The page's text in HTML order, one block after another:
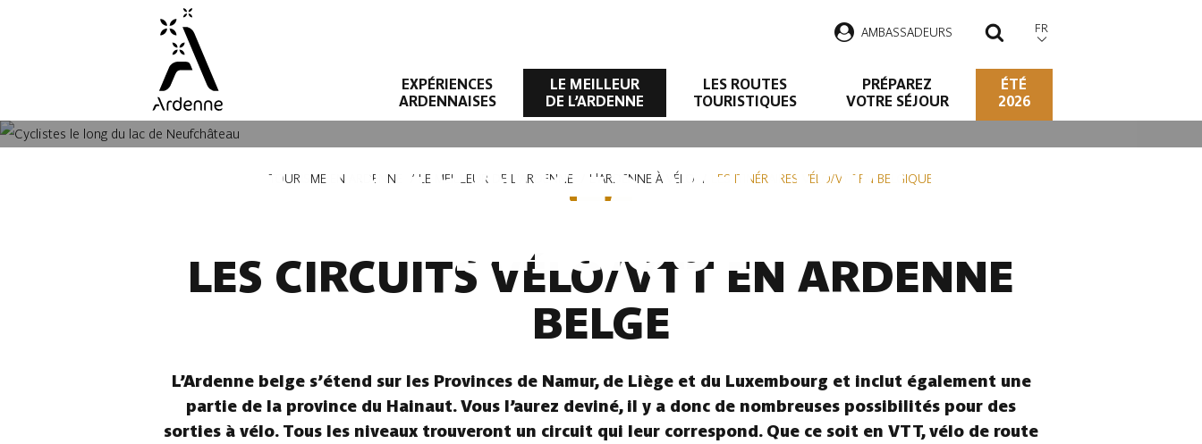
AMBASSADEURS RECHERCHER
FR
EXPÉRIENCES
ARDENNAISES
LE MEILLEUR
DE L’ARDENNE
LES ROUTES
TOURISTIQUES
PRÉPAREZ
VOTRE SÉJOUR
ÉTÉ
2026
LES ITINÉRAIRES VÉLO/VTT EN
BELGIQUE
TOURISME EN ARDENNE LE MEILLEUR DE L'ARDENNE L'ARDENNE À VÉLO LES ITINÉRAIRES VÉLO/VTT EN BELGIQUE
LES CIRCUITS VÉLO/VTT EN ARDENNE
BELGE
L’Ardenne belge s’étend sur les Provinces de Namur, de Liège et du Luxembourg et inclut également une
partie de la province du Hainaut. Vous l’aurez deviné, il y a donc de nombreuses possibilités pour des
sorties à vélo. Tous les niveaux trouveront un circuit qui leur correspond. Que ce soit en VTT, vélo de route